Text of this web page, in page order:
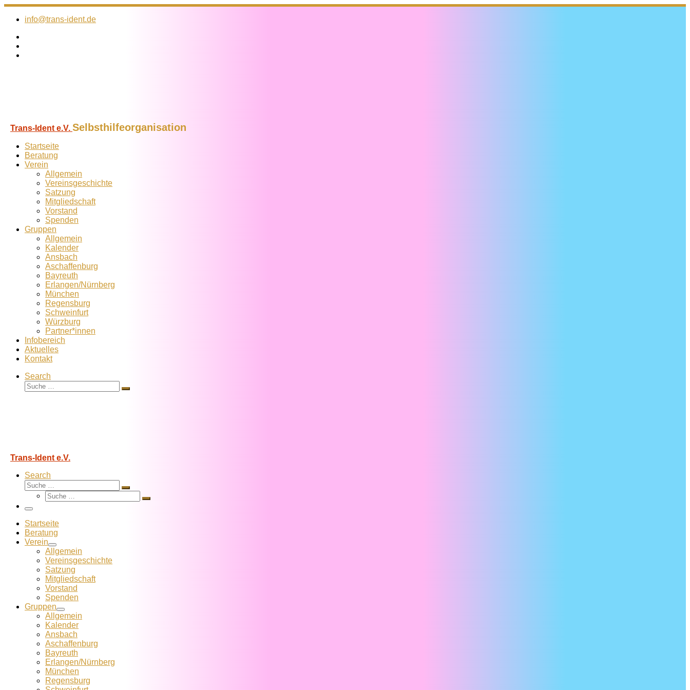
Zum
Inhalt
info@trans-ident.de
Trans-Ident e.V. Selbsthilfeorganisation
Startseite
Beratung
Verein
Allgemein
Vereins­geschichte
Satzung
Mitglied­schaft
Vorstand
Spenden
Gruppen
Allgemein
Kalender
Ansbach
Aschaffenburg
Bayreuth
Erlangen/Nürnberg
München
Regensburg
Schweinfurt
Würzburg
Partner*innen
Infobereich
Aktuelles
Kontakt
Search
Suche
Suche
Trans-Ident e.V.
Search
Suche
Suche
Suche
Suche
Menü
Startseite
Beratung
Verein
Allgemein
Vereins­geschichte
Satzung
Mitglied­schaft
Vorstand
Spenden
Gruppen
Allgemein
Kalender
Ansbach
Aschaffenburg
Bayreuth
Erlangen/Nürnberg
München
Regensburg